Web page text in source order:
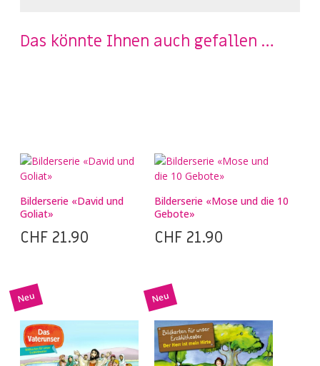
Das könnte Ihnen auch gefallen …
Bilderserie «David und
Goliat»
CHF 21.90
Bilderserie «Mose und die 10
Gebote»
CHF 21.90
Neu Neu